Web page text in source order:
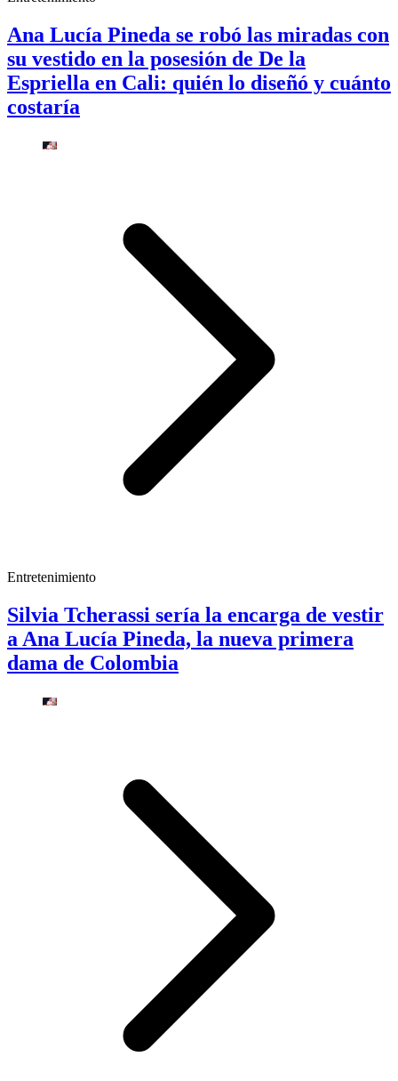
Ana Lucía Pineda se robó las miradas con
su vestido en la posesión de De la
Espriella en Cali: quién lo diseñó y cuánto
costaría
Entretenimiento
Silvia Tcherassi sería la encarga de vestir
a Ana Lucía Pineda, la nueva primera
dama de Colombia